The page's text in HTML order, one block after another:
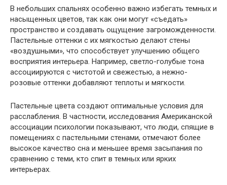
В небольших спальнях особенно важно избегать темных и
насыщенных цветов, так как они могут «съедать»
пространство и создавать ощущение загроможденности.
Пастельные оттенки с их мягкостью делают стены
«воздушными», что способствует улучшению общего
восприятия интерьера. Например, светло-голубые тона
ассоциируются с чистотой и свежестью, а нежно-
розовые оттенки добавляют теплоты и мягкости.
Пастельные цвета создают оптимальные условия для
расслабления. В частности, исследования Американской
ассоциации психологии показывают, что люди, спящие в
помещениях с пастельными стенами, отмечают более
высокое качество сна и меньшее время засыпания по
сравнению с теми, кто спит в темных или ярких
интерьерах.